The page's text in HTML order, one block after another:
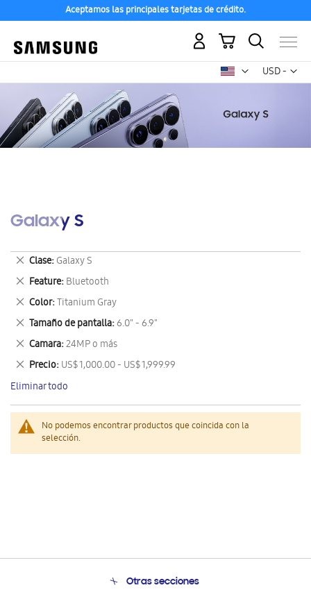
Aceptamos las principales tarjetas de crédito.
USD -
dólar
Mi carrito
Galaxy S
No podemos encontrar productos que coincida con la
selección.
Clase Galaxy S
Eliminar
este
artículo
Feature Bluetooth
Eliminar
este
artículo
Color Titanium Gray
Eliminar
este
artículo
Tamaño de pantalla 6.0" - 6.9"
Eliminar
este
artículo
Camara 24MP o más
Eliminar
este
artículo
Precio US$ 1,000.00 - US$ 1,999.99
Eliminar
este
artículo
Eliminar todo
Otras secciones